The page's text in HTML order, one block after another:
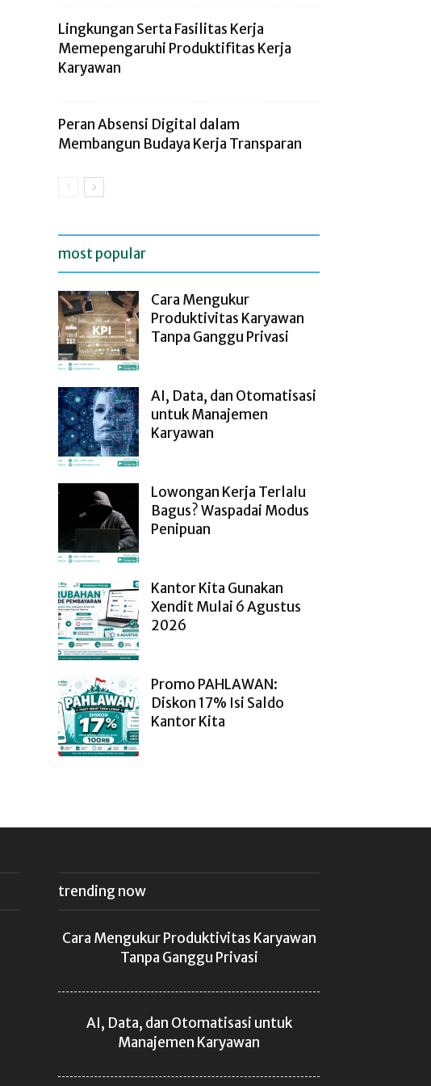
Lingkungan Serta Fasilitas Kerja
Memepengaruhi Produktifitas Kerja
Karyawan
Peran Absensi Digital dalam
Membangun Budaya Kerja Transparan
most popular
Cara Mengukur
Produktivitas Karyawan
Tanpa Ganggu Privasi
AI, Data, dan Otomatisasi
untuk Manajemen
Karyawan
Lowongan Kerja Terlalu
Bagus? Waspadai Modus
Penipuan
Kantor Kita Gunakan
Xendit Mulai 6 Agustus
2026
Promo PAHLAWAN:
Diskon 17% Isi Saldo
Kantor Kita
trending now
Cara Mengukur Produktivitas Karyawan
Tanpa Ganggu Privasi
AI, Data, dan Otomatisasi untuk
Manajemen Karyawan